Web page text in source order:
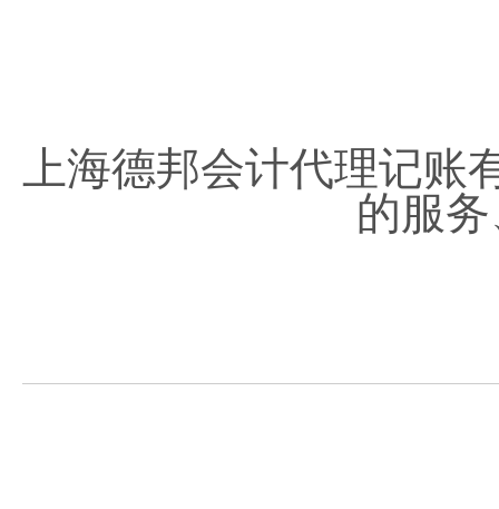
上海德邦会计代理记
的服